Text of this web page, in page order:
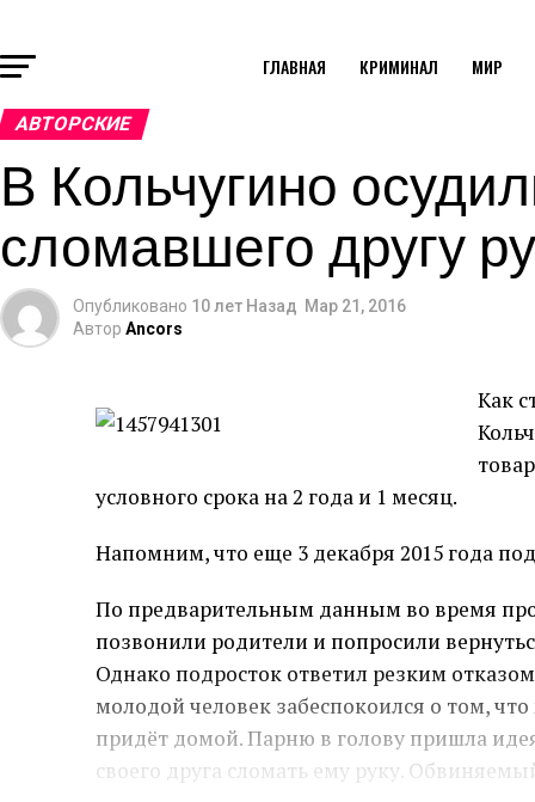
ГЛАВНАЯ КРИМИНАЛ МИР
АВТОРСКИЕ
В Кольчугино
сломавшего другу
Опубликовано 10 лет Назад Мар 21, 2016
Автор Ancors
Как
условного срока на 2 года и 1 месяц.
Напомним, что еще 3 декабря 2015 года
По предварительным данным во время
позвонили родители и попросили
Однако подросток ответил резким
молодой человек забеспокоился о том,
придёт домой. Парню в голову пришла
своего друга сломать ему руку.